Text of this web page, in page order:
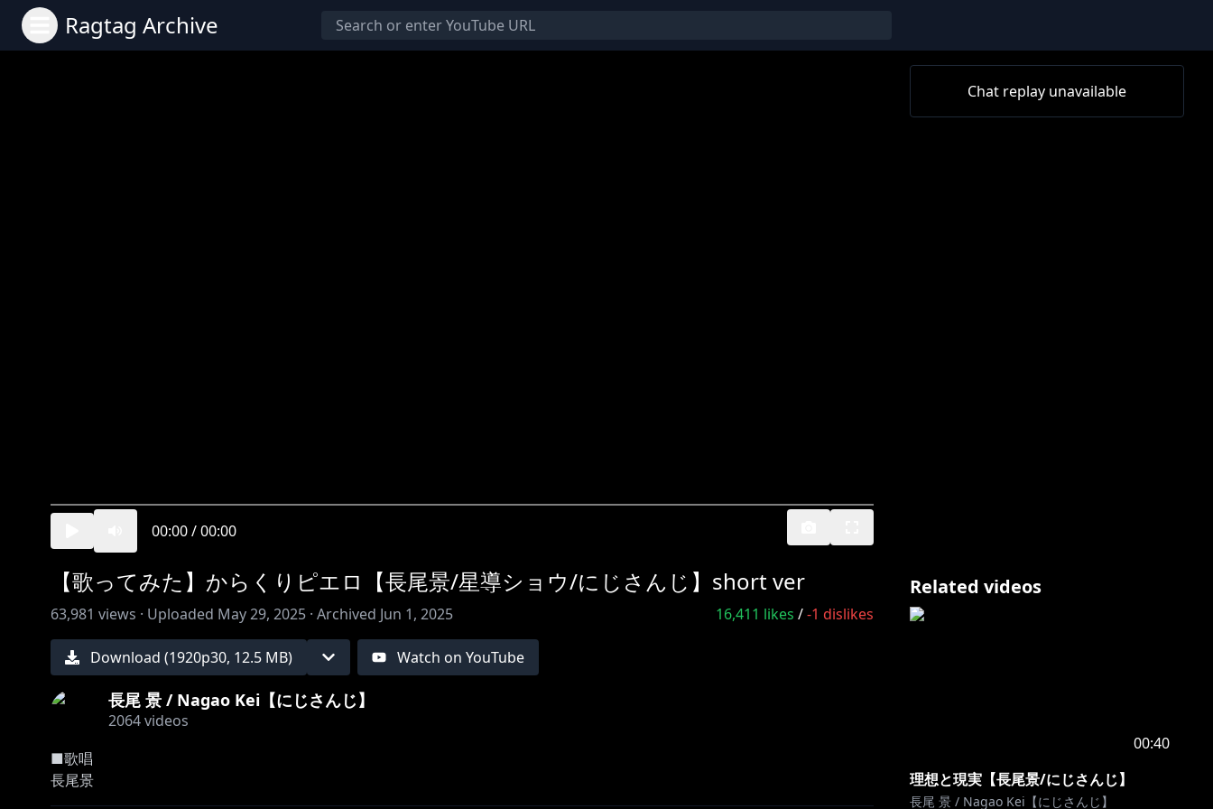
Ragtag Archive
00:00/00:00
Chat replay unavailable
【歌ってみた】からくりピエロ【長尾景/星導ショウ/にじさんじ】short ver
63,981 views · Uploaded May 29, 2025 · Archived Jun 1, 2025 16,411 likes /-1 dislikes
Download (1920p30, 12.5 MB) Watch on YouTube
長尾 景 / Nagao Kei【にじさんじ】
2064videos
■歌唱
長尾景
星導ショウ @HoshirubeSho
Related videos
00:40
理想と現実【長尾景/にじさんじ】
長尾 景 / Nagao Kei【にじさんじ】